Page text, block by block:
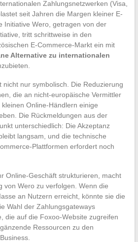
Zahlungsnetzwerken (Visa,
seit Jahren die Margen kleiner E-
Initiative Wero, getragen von der
tritt schrittweise in den
E-Commerce-Markt ein mit
Alternative zu internationalen
nicht nur symbolisch. Die Reduzierung
die an nicht-europäische Vermittler
Online-Händlern einige
Die Rückmeldungen aus der
unterschiedlich: Die Akzeptanz
langsam, und die technische
Plattformen erfordert noch
Online-Geschäft strukturieren, macht
von Wero zu verfolgen. Wenn die
an Nutzern erreicht, könnte sie die
Wahl der Zahlungsgateways
die auf die Foxoo-Website zugreifen
Ressourcen zu den